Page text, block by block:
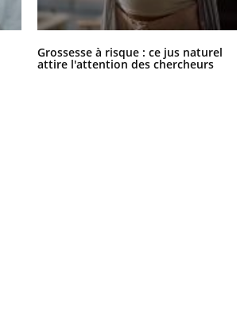
Grossesse à risque : ce jus naturel
attire l'attention des chercheurs